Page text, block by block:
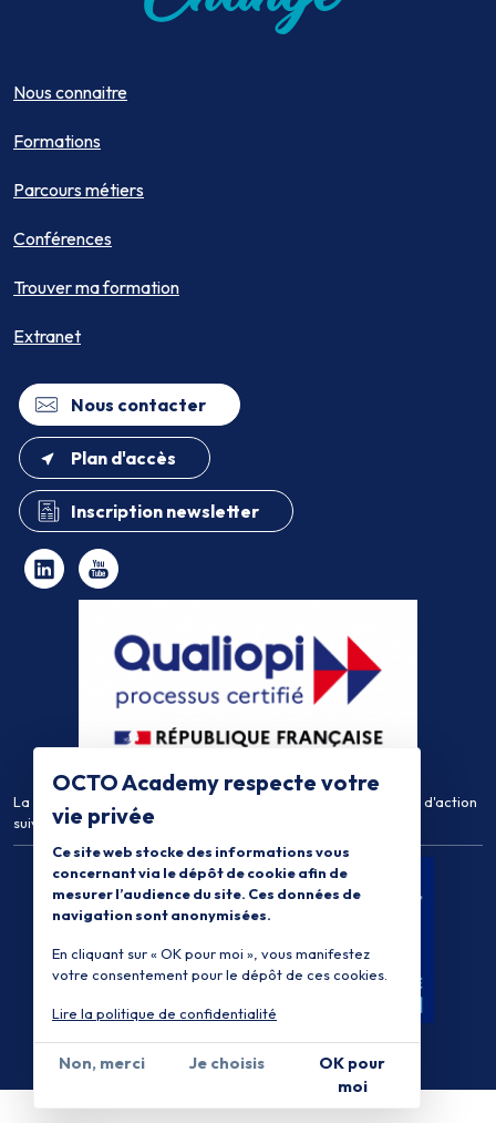
Nous connaitre
Formations
Parcours métiers
Conférences
Trouver ma formation
Extranet
Nous contacter
Plan d'accès
Inscription newsletter
La certification qualité a été délivrée au titre de la catégorie d'action
suivante :Actions de Formation
OCTO Academy respecte votre
vie privée
Ce site web stocke des informations vous
concernant via le dépôt de cookie afin de
mesurer l’audience du site. Ces données de
navigation sont anonymisées.
En cliquant sur « OK pour moi », vous manifestez
votre consentement pour le dépôt de ces cookies.
Lire la politique de confidentialité
Non, merci Je choisis
OK pour
moi